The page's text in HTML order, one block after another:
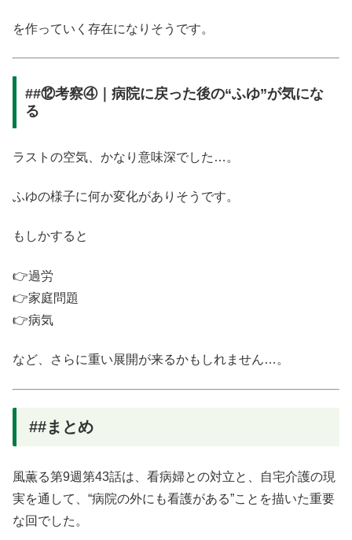
を作っていく存在になりそうです。
##⑫考察④｜病院に戻った後の“ふゆ”が気にな
る
ラストの空気、かなり意味深でした…。
ふゆの様子に何か変化がありそうです。
もしかすると
👉過労
👉家庭問題
👉病気
など、さらに重い展開が来るかもしれません…。
##まとめ
風薫る第9週第43話は、看病婦との対立と、自宅介護の現
実を通して、“病院の外にも看護がある”ことを描いた重要
な回でした。